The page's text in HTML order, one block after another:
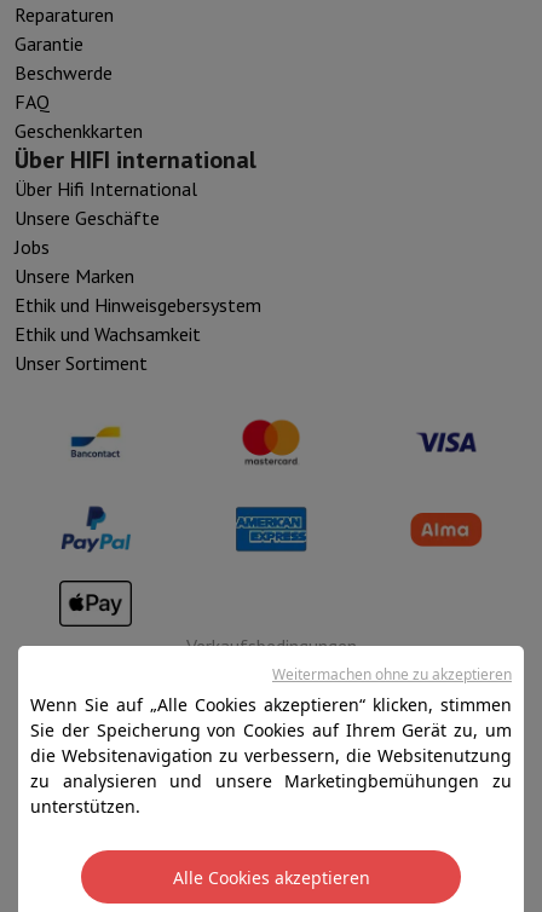
Reparaturen
Garantie
Beschwerde
FAQ
Geschenkkarten
Über HIFI international
Über Hifi International
Unsere Geschäfte
Jobs
Unsere Marken
Ethik und Hinweisgebersystem
Ethik und Wachsamkeit
Unser Sortiment
Verkaufsbedingungen
Datenschutz
Disclaimer
Cookies
Contern, G-D de Luxembourg - 00 128 297/101
TVA LU 190.388.17
Wenn Sie auf „Alle Cookies akzeptieren“ klicken, stimmen
Sie der Speicherung von Cookies auf Ihrem Gerät zu, um
die Websitenavigation zu verbessern, die Websitenutzung
zu analysieren und unsere Marketingbemühungen zu
unterstützen.
Alle Cookies akzeptieren
Weitermachen ohne zu akzeptieren